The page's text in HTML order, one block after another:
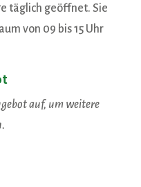
täglich geöffnet. Sie
von 09 bis 15 Uhr
auf, um weitere